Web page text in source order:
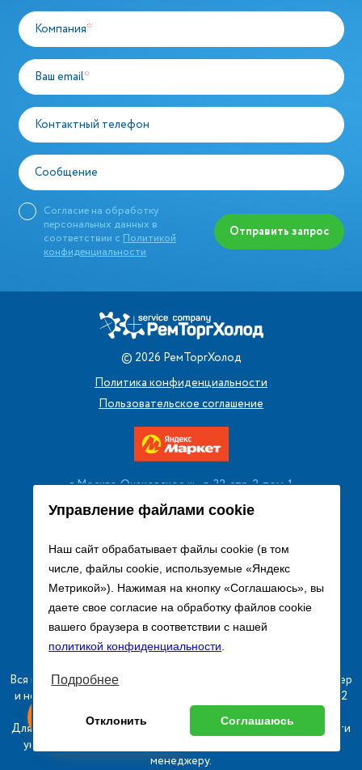
Управление файлами cookie
Наш сайт обрабатывает файлы cookie (в том
числе, файлы cookie, используемые «Яндекс
Метрикой»). Нажимая на кнопку «Соглашаюсь», вы
даете свое согласие на обработку файлов cookie
вашего браузера в соответствии с нашей
политикой конфиденциальности.
Подробнее
Отклонить Соглашаюсь
Компания*
Ваш email*
Контактный телефон
Сообщение
Согласие на обработку
персональных данных в
соответствии с Политикой
конфиденциальности
Отправить запрос
© 2026 РемТоргХолод
Политика конфиденциальности
Пользовательское соглашение
г. Москва, Очаковское ш., д. 32, стр. 2, пом. 1
+7 (495) 256 08 13
Заказать звонок
sales@remtorgholod.ru
Разработка и продвижение сайта
Вся информация на сайте о товарах носит справочный характер
и не является публичной офертой в соответствии с пунктом 2
статьи 437 ГК РФ.
Для получения подробной информации о наличии и стоимости
указанных товаров и (или) услуг, пожалуйста, обращайтесь к
менеджеру.
оборудование
Оставь заявку